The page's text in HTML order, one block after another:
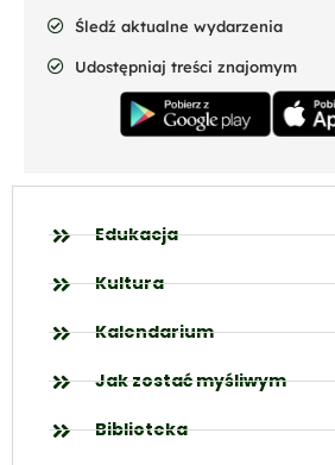
Śledź aktualne wydarzenia
Udostępniaj treści znajomym
Edukacja
Kultura
Kalendarium
Jak zostać myśliwym
Biblioteka